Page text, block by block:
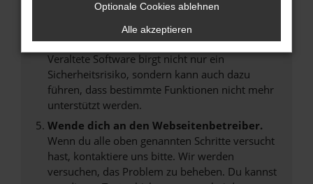
Stelle sicher, dass dein Browser und dein
Betriebssystem auf dem neuesten Stand
sind.
Veraltete Software birgt nicht nur ein
Sicherheitsrisiko, sondern kann auch dazu
führen, dass bestimmte Funktionen nicht mehr
unterstützt werden.
Wende dich an den Webseitenbetreiber.
Wenn du alle oben genannten Schritte versucht
hast, kontaktiere uns bitte. Wir werden
versuchen, das Problem zu beheben. Du kannst
Optionale Cookies ablehnen
Alle akzeptieren